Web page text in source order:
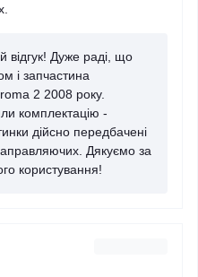
відгук! Дуже раді, що
і запчастина
2 2008 року.
комплектацію -
дійсно передбачені
Дякуємо за
користування!